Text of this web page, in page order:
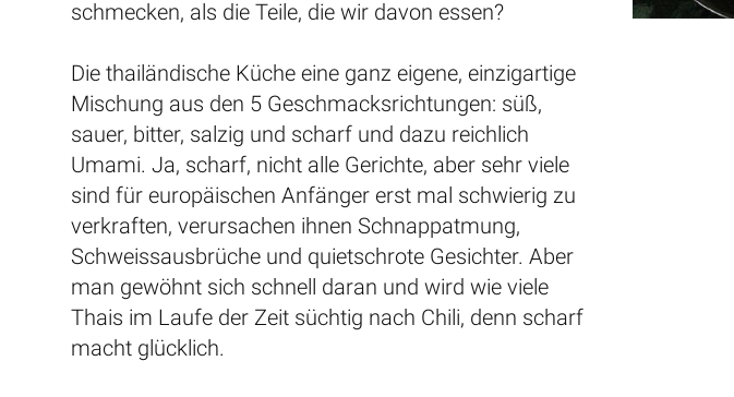
schmecken, als die Teile, die wir davon essen?
Die thailändische Küche eine ganz eigene, einzigartige
Mischung aus den 5 Geschmacksrichtungen: süß,
sauer, bitter, salzig und scharf und dazu reichlich
Umami. Ja, scharf, nicht alle Gerichte, aber sehr viele
sind für europäischen Anfänger erst mal schwierig zu
verkraften, verursachen ihnen Schnappatmung,
Schweissausbrüche und quietschrote Gesichter. Aber
man gewöhnt sich schnell daran und wird wie viele
Thais im Laufe der Zeit süchtig nach Chili, denn scharf
macht glücklich.